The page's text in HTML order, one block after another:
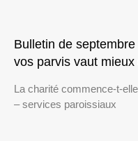
Bulletin de
vos parvis vaut
La charité commence-t-
– services paroissiaux